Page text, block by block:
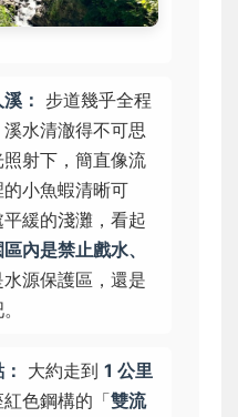
： 步道幾乎全程
溪水清澈得不可思
射下，簡直像流
小魚蝦清晰可
緩的淺灘，看起
區內是禁止戲水、
水源保護區，還是
大約走到 1 公里
紅色鋼構的「雙流